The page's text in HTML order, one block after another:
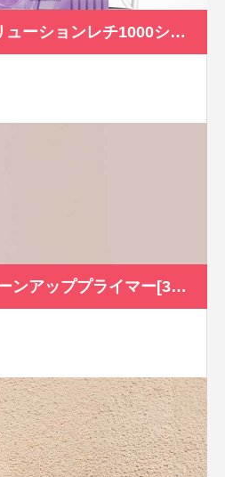
ミシャタイムレボリューションレチ1000ショットゲルマスク[1.5ml+32g]
ミシャグロウUVトーンアッププライマー[30ml]SPF50+/PA+++